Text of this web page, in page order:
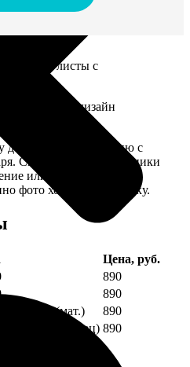
с
дизайн
фотографию с
Снимок наши сотрудники
или пишите в
фото хотите на обложку.
Цена, руб.
890
890
210х148 (мат.)
890
210х148 (глянец) 890